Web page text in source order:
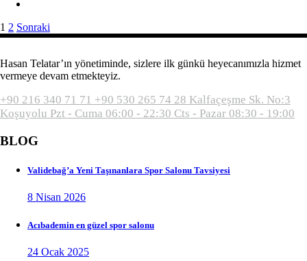
Yazı
1 2 Sonraki
Hasan Telatar’ın yönetiminde, sizlere ilk günkü heyecanımızla hizmet
vermeye devam etmekteyiz.
+90 216 340 71 71 +90 530 265 74 28 Kalfaçeşme Sk. No:3
Koşuyolu Pzt - Cuma 06:00 - 22:30 Cts - Pazar 08:30 - 19:00
BLOG
Validebağ’a Yeni Taşınanlara Spor Salonu Tavsiyesi
8 Nisan 2026
Acıbademin en güzel spor salonu
24 Ocak 2025